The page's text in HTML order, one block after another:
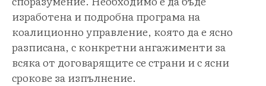
изработена и подробна програма на
коалиционно управление, която да е ясно
разписана, с конкретни ангажименти за
всяка от договарящите се страни и с ясни
срокове за изпълнение.